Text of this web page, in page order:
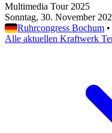
Multimedia Tour 2025
Sonntag, 30. November
Ruhrcongress Bochum •
Alle aktuellen Kraftwerk